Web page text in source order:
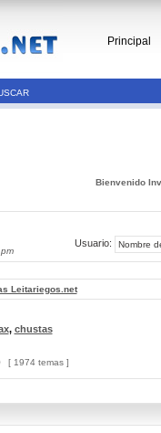
Principal
Bienvenido
Usuario:
Leitariegos.net
, chustas
[ 1974 temas ]